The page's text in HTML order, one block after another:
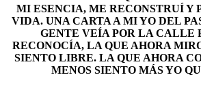
MI ESENCIA, ME RECONSTRUÍ Y
VIDA. UNA CARTA A MI YO DEL
GENTE VEÍA POR LA CALLE
RECONOCÍA, LA QUE AHORA
SIENTO LIBRE. LA QUE AHORA
MENOS SIENTO MÁS YO